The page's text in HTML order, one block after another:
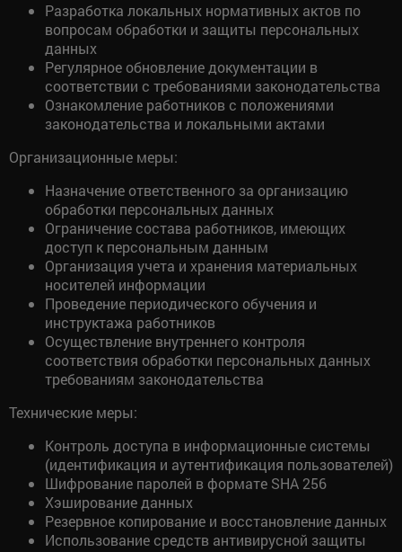
Разработка локальных нормативных актов по
вопросам обработки и защиты персональных
данных
Регулярное обновление документации в
соответствии с требованиями законодательства
Ознакомление работников с положениями
законодательства и локальными актами
Организационные меры:
Назначение ответственного за организацию
обработки персональных данных
Ограничение состава работников, имеющих
доступ к персональным данным
Организация учета и хранения материальных
носителей информации
Проведение периодического обучения и
инструктажа работников
Осуществление внутреннего контроля
соответствия обработки персональных данных
требованиям законодательства
Технические меры:
Контроль доступа в информационные системы
(идентификация и аутентификация пользователей)
Шифрование паролей в формате SHA 256
Хэширование данных
Резервное копирование и восстановление данных
Использование средств антивирусной защиты